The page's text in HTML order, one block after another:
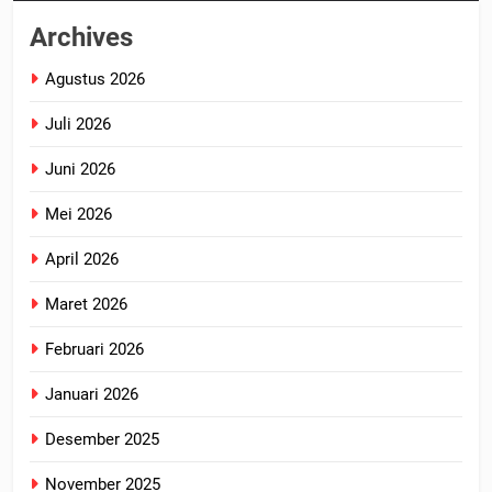
Archives
Agustus 2026
Juli 2026
Juni 2026
Mei 2026
April 2026
Maret 2026
Februari 2026
Januari 2026
Desember 2025
November 2025